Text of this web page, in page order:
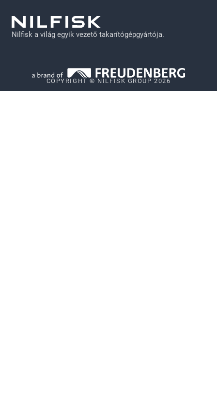
Jogi nyilatkozat
Adatvédelmi irányelvek
Süti szabályzat
Vulnerability Disclosure Policy
Nilfisk a világ egyik vezető takarítógépgyártója.
COPYRIGHT © NILFISK GROUP 2026